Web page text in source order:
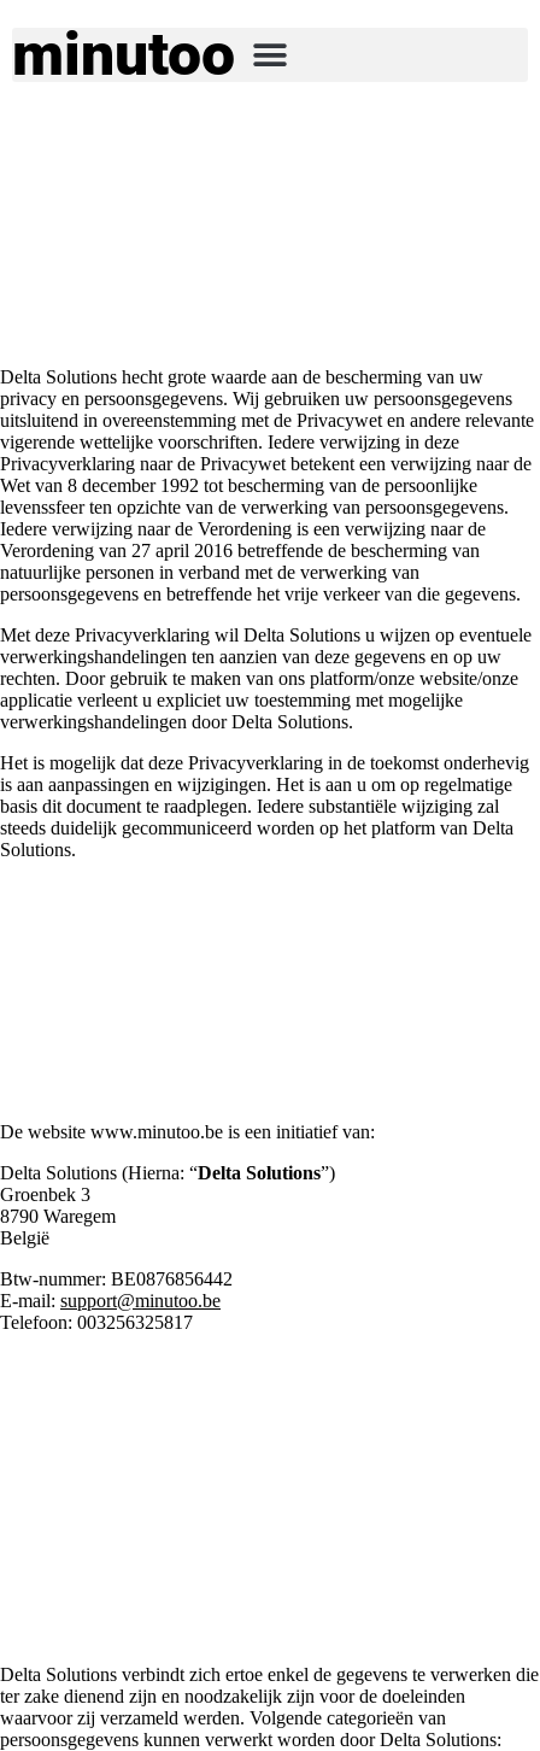
minutoo
Delta Solutions hecht grote waarde aan de bescherming van uw
privacy en persoonsgegevens. Wij gebruiken uw persoonsgegevens
uitsluitend in overeenstemming met de Privacywet en andere relevante
vigerende wettelijke voorschriften. Iedere verwijzing in deze
Privacyverklaring naar de Privacywet betekent een verwijzing naar de
Wet van 8 december 1992 tot bescherming van de persoonlijke
levenssfeer ten opzichte van de verwerking van persoonsgegevens.
Iedere verwijzing naar de Verordening is een verwijzing naar de
Verordening van 27 april 2016 betreffende de bescherming van
natuurlijke personen in verband met de verwerking van
persoonsgegevens en betreffende het vrije verkeer van die gegevens.
Met deze Privacyverklaring wil Delta Solutions u wijzen op eventuele
verwerkingshandelingen ten aanzien van deze gegevens en op uw
rechten. Door gebruik te maken van ons platform/onze website/onze
applicatie verleent u expliciet uw toestemming met mogelijke
verwerkingshandelingen door Delta Solutions.
Het is mogelijk dat deze Privacyverklaring in de toekomst onderhevig
is aan aanpassingen en wijzigingen. Het is aan u om op regelmatige
basis dit document te raadplegen. Iedere substantiële wijziging zal
steeds duidelijk gecommuniceerd worden op het platform van Delta
Solutions.
De website www.minutoo.be is een initiatief van:
Delta Solutions (Hierna: “Delta Solutions”)
Groenbek 3
8790 Waregem
België
Btw-nummer: BE0876856442
E-mail: support@minutoo.be
Telefoon: 003256325817
Delta Solutions verbindt zich ertoe enkel de gegevens te verwerken die
ter zake dienend zijn en noodzakelijk zijn voor de doeleinden
waarvoor zij verzameld werden. Volgende categorieën van
persoonsgegevens kunnen verwerkt worden door Delta Solutions: